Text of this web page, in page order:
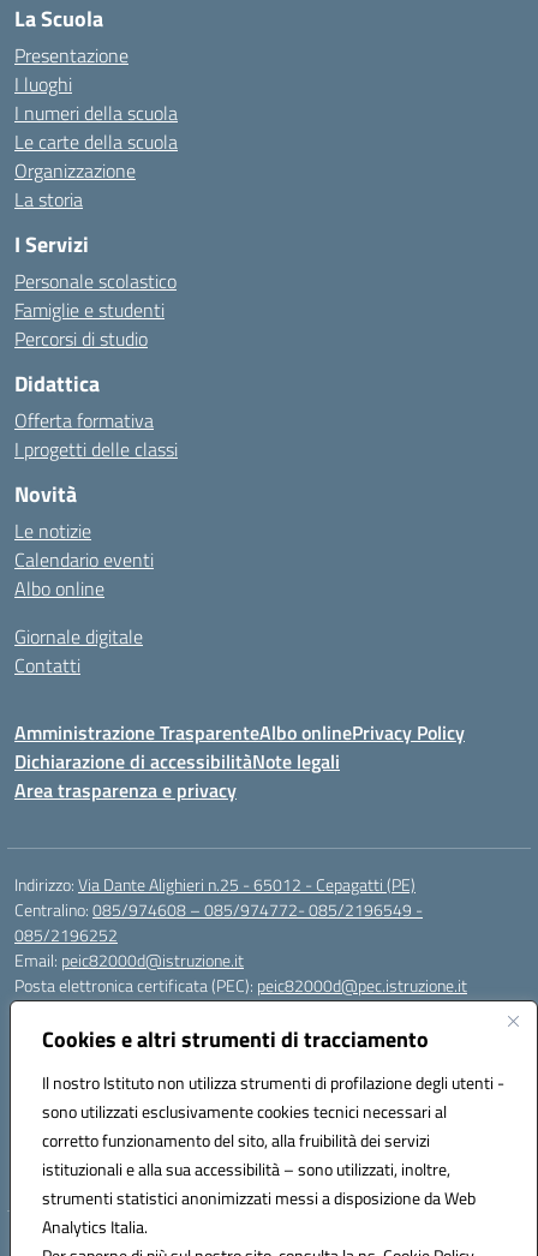
Cookies e altri strumenti di tracciamento
Il nostro Istituto non utilizza strumenti di profilazione degli utenti -
sono utilizzati esclusivamente cookies tecnici necessari al
corretto funzionamento del sito, alla fruibilità dei servizi
istituzionali e alla sua accessibilità – sono utilizzati, inoltre,
strumenti statistici anonimizzati messi a disposizione da Web
Analytics Italia.
La Scuola
Presentazione
I luoghi
I numeri della scuola
Le carte della scuola
Organizzazione
La storia
I Servizi
Personale scolastico
Famiglie e studenti
Percorsi di studio
Didattica
Offerta formativa
I progetti delle classi
Novità
Le notizie
Calendario eventi
Albo online
Giornale digitale
Contatti
Amministrazione TrasparenteAlbo onlinePrivacy Policy
Dichiarazione di accessibilitàNote legali
Area trasparenza e privacy
Indirizzo:Via Dante Alighieri n.25 - 65012 - Cepagatti (PE)
Centralino:085/974608 – 085/974772- 085/2196549 -
085/2196252
Email: peic82000d@istruzione.it
Posta elettronica certificata (PEC): peic82000d@pec.istruzione.it
Codice fiscale: 91100590685
Codice meccanografico: PEIC82000D
Codice Indice delle Pubbliche Amministrazioni (IPA): istsc_peic82000d
Codice unico di fatturazione (CUF): UFYS5I
Sede provvisoria dell'Istituto Comprensivo Cepagatti
Via Elsa Morante, 12 - 65012 - Villareia (PE)
Hosting & Powered by 3D Solution S.r.l.